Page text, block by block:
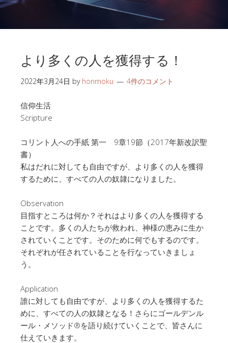
より多くの人を獲得する！
2022年3月24日 by honmoku 4件のコメント
信仰生活
Scripture
コリント人への手紙 第一 9章19節（2017年新改訳聖
書）
私はだれに対しても自由ですが、より多くの人を獲得
するために、すべての人の奴隷になりました。
Observation
目指すところは何か？それはより多くの人を獲得する
ことです。多くの人たちが救われ、神様の恵みに生か
されていくことです。そのために何でもするのです。
それぞれが任されていることを行なっていきましょ
う。
Application
誰に対しても自由ですが、より多くの人を獲得するた
めに、すべての人の奴隷となる！さらにゴールデンル
ール・メソッド®︎を語り続けていくことで、皆さんに
仕えていきます。